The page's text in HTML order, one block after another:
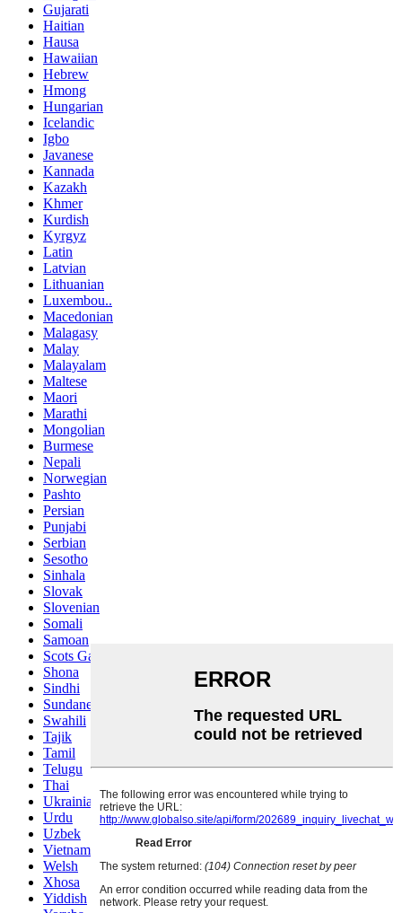
Gujarati
Haitian
Hausa
Hawaiian
Hebrew
Hmong
Hungarian
Icelandic
Igbo
Javanese
Kannada
Kazakh
Khmer
Kurdish
Kyrgyz
Latin
Latvian
Lithuanian
Luxembou..
Macedonian
Malagasy
Malay
Malayalam
Maltese
Maori
Marathi
Mongolian
Burmese
Nepali
Norwegian
Pashto
Persian
Punjabi
Serbian
Sesotho
Sinhala
Slovak
Slovenian
Somali
Samoan
Scots Gaelic
Shona
Sindhi
Sundanese
Swahili
Tajik
Tamil
Telugu
Thai
Ukrainian
Urdu
Uzbek
Vietnamese
Welsh
Xhosa
Yiddish